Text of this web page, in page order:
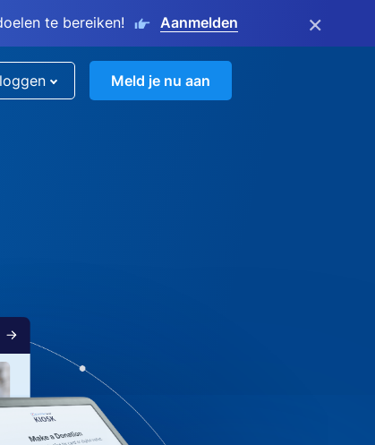
te bereiken! Aanmelden ×
Meld je nu aan